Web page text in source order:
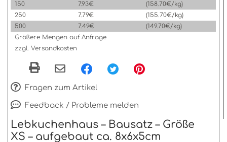
150
7.93€
(158.70€/kg)
250
7.79€
(155.70€/kg)
500
7.49€
(149.70€/kg)
Größere Mengen auf Anfrage
zzgl. Versandkosten
Fragen zum Artikel
Feedback / Probleme melden
Lebkuchenhaus – Bausatz – Größe
XS – aufgebaut ca. 8x6x5cm